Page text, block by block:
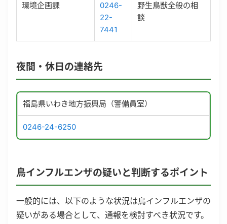
環境企画課
0246-
22-
7441
野生鳥獣全般の相
談
夜間・休日の連絡先
福島県いわき地方振興局（警備員室）
0246-24-6250
鳥インフルエンザの疑いと判断するポイント
一般的には、以下のような状況は鳥インフルエンザの
疑いがある場合として、通報を検討すべき状況です。